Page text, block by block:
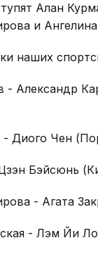
Алан
и
наших
- Александр
Диого Чен
Бэйсюнь
- Агата
- Лэм Йи